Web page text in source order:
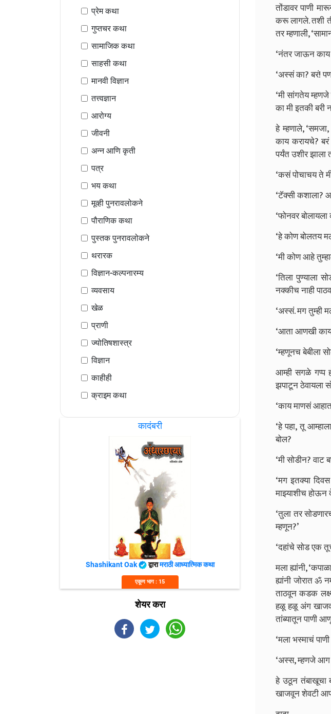
प्रेम कथा
गुप्तचर कथा
सामाजिक कथा
साहसी कथा
मानवी विज्ञान
तत्त्वज्ञान
आरोग्य
जीवनी
अन्न आणि कृती
पत्र
भय कथा
मूव्ही पुनरावलोकने
पौराणिक कथा
पुस्तक पुनरावलोकने
थरारक
विज्ञान-कल्पनारम्य
व्यवसाय
खेळ
प्राणी
ज्योतिषशास्त्र
विज्ञान
काहीही
क्राइम कथा
कादंबरी
Shashikant Oak द्वारामराठी आध्यात्मिक कथा
एकूण भाग : 15
शेयर करा
तोंडावर पाणी
करू लागले. तशी
तर म्हणाली,
‘नंतर जाऊन काय
‘अस्सं का? बरं!
‘मी सांगतेय
का मी इतकी बरी
हे म्हणाले,
काय करायचे? बरं
पर्यंत उशीर झाला
‘कसं पोचाचय ते
‘टॅक्सी कशाला?
‘फोनवर
‘हे कोण बोलतय
‘मी कोण आहे
‘तिला पुण्याला
नक्कीच नाही
‘अस्सं. मग तुम्ही
‘आता आणखी
‘म्हणूनच बेबीला
आम्ही सगळे गप्प
झपाटून ठेवायला
‘काय माणसं
‘हे पहा, तू
बोल?
‘मी सोडीन?
‘मग इतक्या
माझ्याशीच
‘तुला तर
म्हणून?’
‘दहांचे सोड एक
मला ह्यांनी,
ह्यांनी जोरात ॐ
ताठवून कडक
हळू हळू अंग
तांब्यातून पाणी
‘मला भस्माचं
‘अस्स, म्हणजे आग
हे उठून तंबाखूचा
खाजवून शेवटी